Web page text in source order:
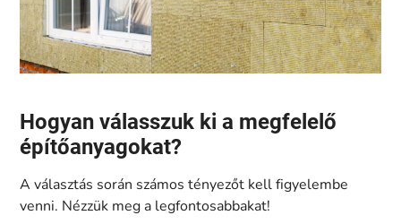
Hogyan válasszuk ki a megfelelő
építőanyagokat?
A választás során számos tényezőt kell figyelembe
venni. Nézzük meg a legfontosabbakat!